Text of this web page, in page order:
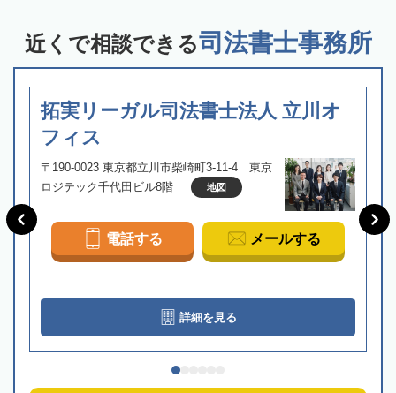
近くで相談できる司法書士事務所
拓実リーガル司法書士法人 立川オ
フィス
〒190-0023 東京都立川市柴崎町3-11-4 東京
ロジテック千代田ビル8階
地図
電話する メールする
詳細を見る